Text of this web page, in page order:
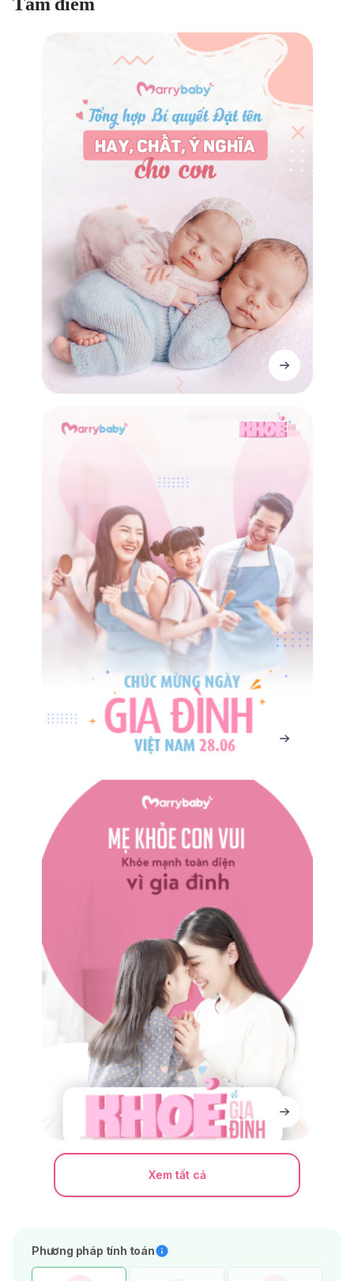
Tâm điểm
Xem tất cả
Phương pháp tính toán